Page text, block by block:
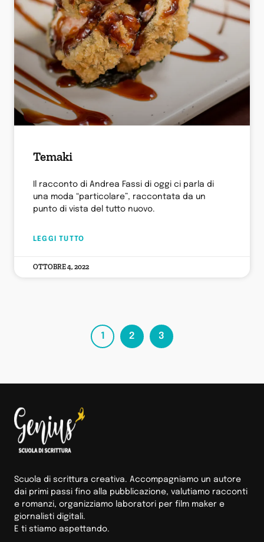
Temaki
Il racconto di Andrea Fassi di oggi ci parla di
una moda “particolare”, raccontata da un
punto di vista del tutto nuovo.
LEGGI TUTTO
OTTOBRE 4, 2022
1 2 3
Scuola di scrittura creativa. Accompagniamo un autore
dai primi passi fino alla pubblicazione, valutiamo racconti
e romanzi, organizziamo laboratori per film maker e
giornalisti digitali.
E ti stiamo aspettando.